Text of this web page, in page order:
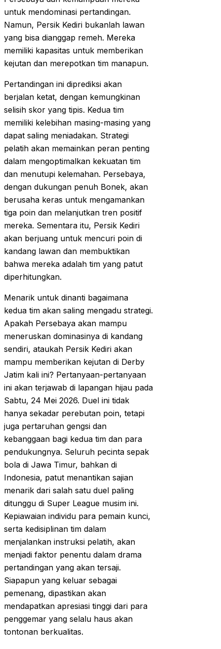
untuk mendominasi pertandingan.
Namun, Persik Kediri bukanlah lawan
yang bisa dianggap remeh. Mereka
memiliki kapasitas untuk memberikan
kejutan dan merepotkan tim manapun.
Pertandingan ini diprediksi akan
berjalan ketat, dengan kemungkinan
selisih skor yang tipis. Kedua tim
memiliki kelebihan masing-masing yang
dapat saling meniadakan. Strategi
pelatih akan memainkan peran penting
dalam mengoptimalkan kekuatan tim
dan menutupi kelemahan. Persebaya,
dengan dukungan penuh Bonek, akan
berusaha keras untuk mengamankan
tiga poin dan melanjutkan tren positif
mereka. Sementara itu, Persik Kediri
akan berjuang untuk mencuri poin di
kandang lawan dan membuktikan
bahwa mereka adalah tim yang patut
diperhitungkan.
Menarik untuk dinanti bagaimana
kedua tim akan saling mengadu strategi.
Apakah Persebaya akan mampu
meneruskan dominasinya di kandang
sendiri, ataukah Persik Kediri akan
mampu memberikan kejutan di Derby
Jatim kali ini? Pertanyaan-pertanyaan
ini akan terjawab di lapangan hijau pada
Sabtu, 24 Mei 2026. Duel ini tidak
hanya sekadar perebutan poin, tetapi
juga pertaruhan gengsi dan
kebanggaan bagi kedua tim dan para
pendukungnya. Seluruh pecinta sepak
bola di Jawa Timur, bahkan di
Indonesia, patut menantikan sajian
menarik dari salah satu duel paling
ditunggu di Super League musim ini.
Kepiawaian individu para pemain kunci,
serta kedisiplinan tim dalam
menjalankan instruksi pelatih, akan
menjadi faktor penentu dalam drama
pertandingan yang akan tersaji.
Siapapun yang keluar sebagai
pemenang, dipastikan akan
mendapatkan apresiasi tinggi dari para
penggemar yang selalu haus akan
tontonan berkualitas.